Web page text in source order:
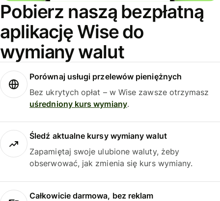
Pobierz naszą bezpłatną
aplikację Wise do
wymiany walut
Porównaj usługi przelewów pieniężnych
Bez ukrytych opłat – w Wise zawsze otrzymasz
uśredniony kurs wymiany.
Śledź aktualne kursy wymiany walut
Zapamiętaj swoje ulubione waluty, żeby
obserwować, jak zmienia się kurs wymiany.
Całkowicie darmowa, bez reklam